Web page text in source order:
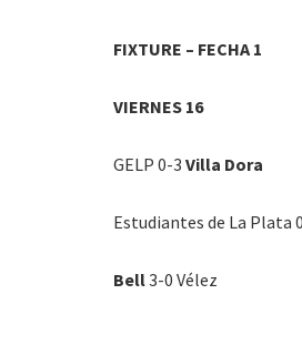
FIXTURE – FECHA 1
VIERNES 16
GELP 0-3 Villa Dora
Estudiantes de La Plata
Bell3-0 Vélez